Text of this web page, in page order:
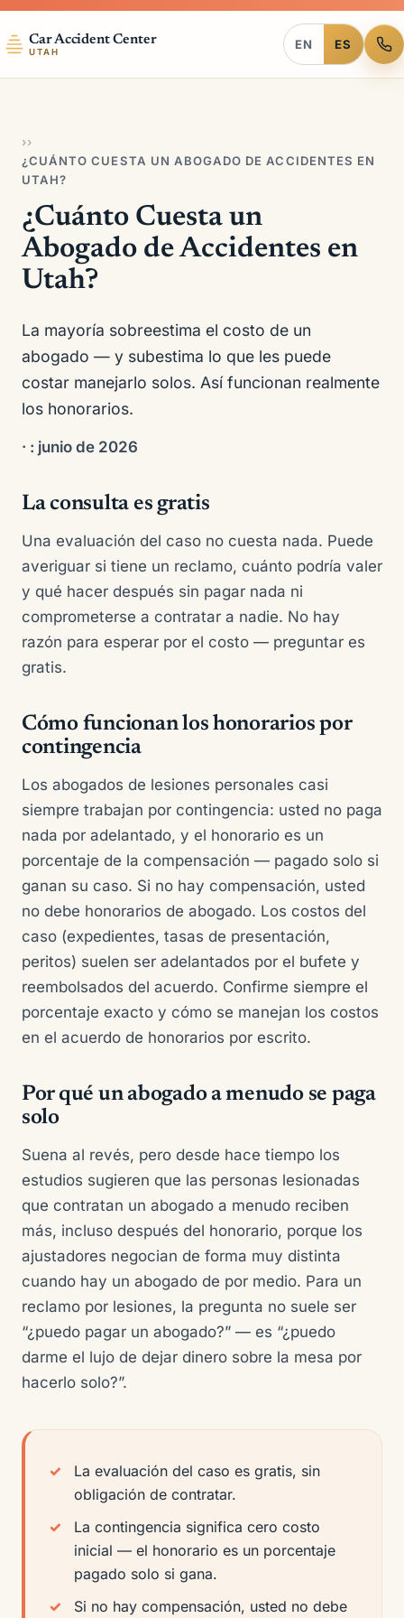
Car Accident Center
UTAH
EN ES
››
¿CUÁNTO CUESTA UN ABOGADO DE ACCIDENTES EN
UTAH?
¿Cuánto Cuesta un
Abogado de Accidentes en
Utah?
La mayoría sobreestima el costo de un
abogado — y subestima lo que les puede
costar manejarlo solos. Así funcionan realmente
los honorarios.
· : junio de 2026
La consulta es gratis
Una evaluación del caso no cuesta nada. Puede
averiguar si tiene un reclamo, cuánto podría valer
y qué hacer después sin pagar nada ni
comprometerse a contratar a nadie. No hay
razón para esperar por el costo — preguntar es
gratis.
Cómo funcionan los honorarios por
contingencia
Los abogados de lesiones personales casi
siempre trabajan por contingencia: usted no paga
nada por adelantado, y el honorario es un
porcentaje de la compensación — pagado solo si
ganan su caso. Si no hay compensación, usted
no debe honorarios de abogado. Los costos del
caso (expedientes, tasas de presentación,
peritos) suelen ser adelantados por el bufete y
reembolsados del acuerdo. Confirme siempre el
porcentaje exacto y cómo se manejan los costos
en el acuerdo de honorarios por escrito.
Por qué un abogado a menudo se paga
solo
Suena al revés, pero desde hace tiempo los
estudios sugieren que las personas lesionadas
que contratan un abogado a menudo reciben
más, incluso después del honorario, porque los
ajustadores negocian de forma muy distinta
cuando hay un abogado de por medio. Para un
reclamo por lesiones, la pregunta no suele ser
“¿puedo pagar un abogado?” — es “¿puedo
darme el lujo de dejar dinero sobre la mesa por
hacerlo solo?”.
La evaluación del caso es gratis, sin
obligación de contratar.
La contingencia significa cero costo
inicial — el honorario es un porcentaje
pagado solo si gana.
Si no hay compensación, usted no debe